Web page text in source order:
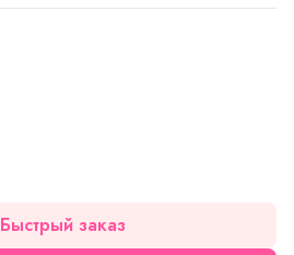
Быстрый заказ